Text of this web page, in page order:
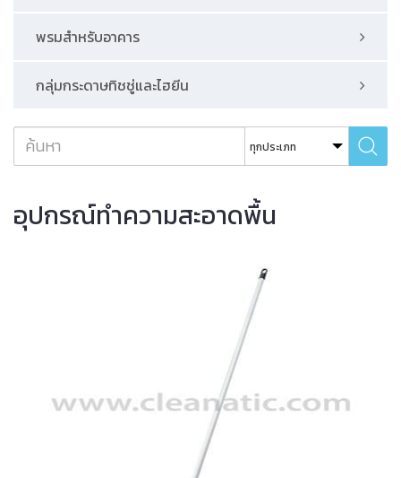
พรมสําหรับอาคาร
กลุ่มกระดาษทิชชู่และไฮยีน
อุปกรณ์ทำความสะอาดพื้น